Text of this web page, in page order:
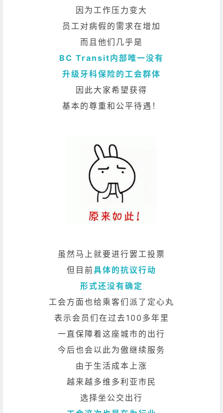
因为工作压力变大
员工对病假的需求在增加
而且他们几乎是
BC Transit内部唯一没有
升级牙科保险的工会群体
因此大家希望获得
基本的尊重和公平待遇！
虽然马上就要进行罢工投票
但目前具体的抗议行动
形式还没有确定
工会方面也给乘客们派了定心丸
表示会员们在过去100多年里
一直保障着这座城市的出行
今后也会以此为傲继续服务
由于生活成本上涨
越来越多维多利亚市民
选择坐公交出行